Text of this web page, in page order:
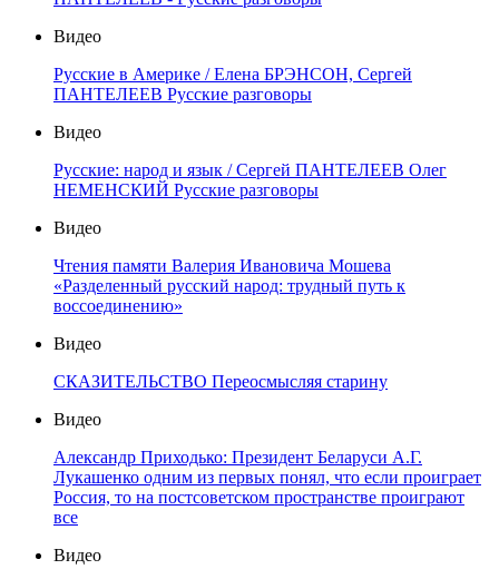
Видео
Русские в Америке / Елена БРЭНСОН, Сергей
ПАНТЕЛЕЕВ Русские разговоры
Видео
Русские: народ и язык / Сергей ПАНТЕЛЕЕВ Олег
НЕМЕНСКИЙ Русские разговоры
Видео
Чтения памяти Валерия Ивановича Мошева
«Разделенный русский народ: трудный путь к
воссоединению»
Видео
СКАЗИТЕЛЬСТВО Переосмысляя старину
Видео
Александр Приходько: Президент Беларуси А.Г.
Лукашенко одним из первых понял, что если проиграет
Россия, то на постсоветском пространстве проиграют
все
Видео